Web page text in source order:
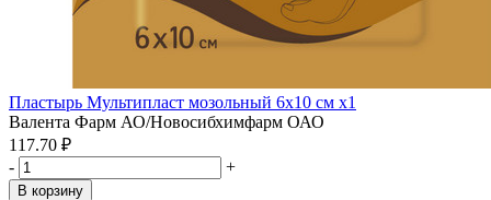
Пластырь Мультипласт мозольный 6х10 см x1
Валента Фарм АО/Новосибхимфарм ОАО
117.70 ₽
-
+
В корзину